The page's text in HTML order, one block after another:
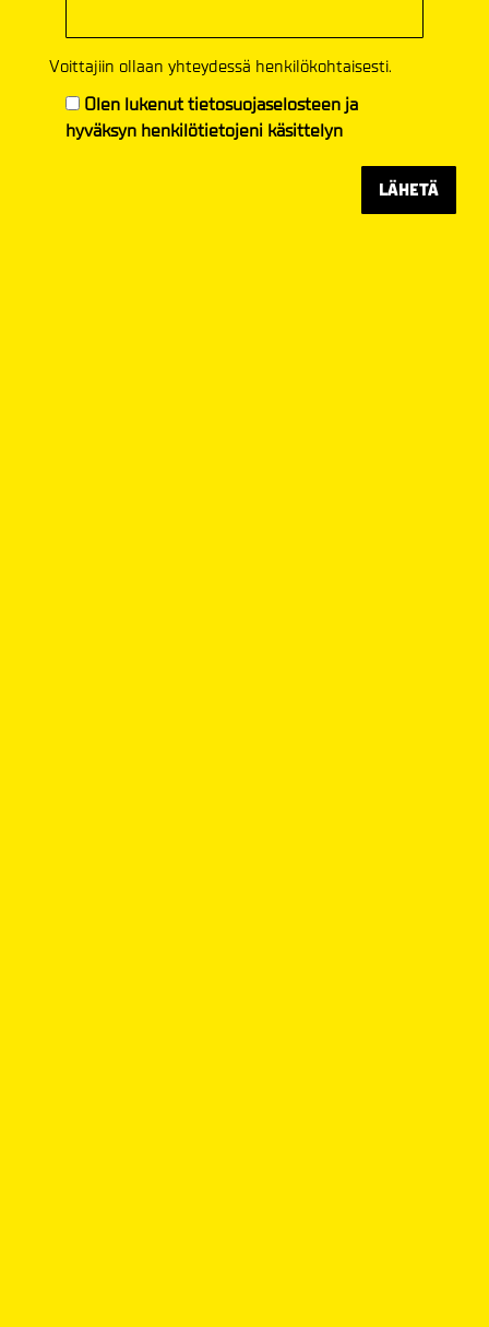
Voittajiin ollaan yhteydessä henkilökohtaisesti.
Olen lukenuttietosuojaselosteen ja
hyväksyn henkilötietojeni käsittelyn
LÄHETÄ